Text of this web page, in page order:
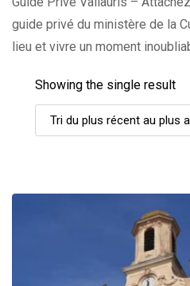
guide privé du ministère de la
lieu et vivre un moment
Showing the single result